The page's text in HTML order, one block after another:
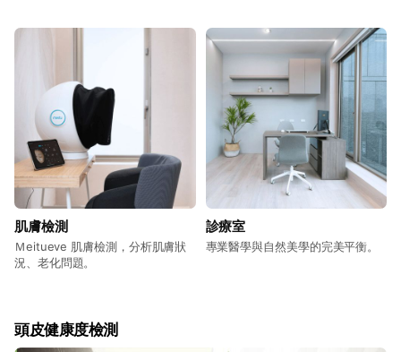
肌膚檢測
Ｍeitueve 肌膚檢測，分析肌膚狀
況、老化問題。
診療室
專業醫學與自然美學的完美平衡。
頭皮健康度檢測